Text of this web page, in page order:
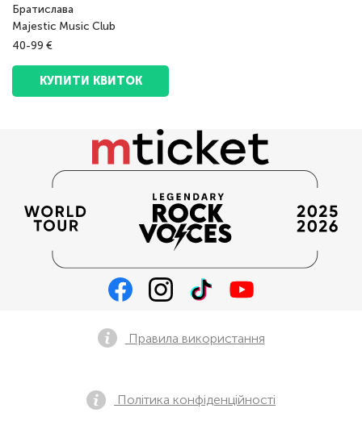
Братислава
Majestic Music Club
40-99 €
КУПИТИ КВИТОК
Правила використання
Політика конфіденційності